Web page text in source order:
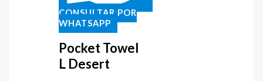
CONSULTAR POR
WHATSAPP
Pocket Towel
L Desert